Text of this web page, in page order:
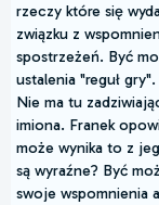
rzeczy które się
związku z
spostrzeżeń. Być
ustalenia "reguł
Nie ma tu
imiona. Franek
może wynika to z
są wyraźne? Być
swoje wspomnienia